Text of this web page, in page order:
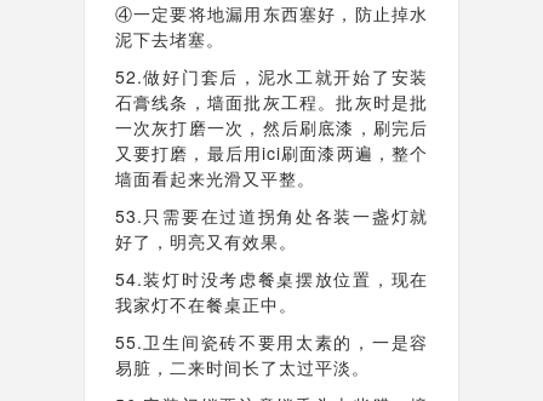
④一定要将地漏用东西塞好，防止掉水
泥下去堵塞。
52.做好门套后，泥水工就开始了安装
石膏线条，墙面批灰工程。批灰时是批
一次灰打磨一次，然后刷底漆，刷完后
又要打磨，最后用ici刷面漆两遍，整个
墙面看起来光滑又平整。
53.只需要在过道拐角处各装一盏灯就
好了，明亮又有效果。
54.装灯时没考虑餐桌摆放位置，现在
我家灯不在餐桌正中。
55.卫生间瓷砖不要用太素的，一是容
易脏，二来时间长了太过平淡。